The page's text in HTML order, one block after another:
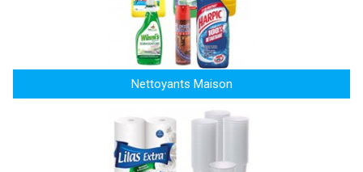
Nettoyants Maison